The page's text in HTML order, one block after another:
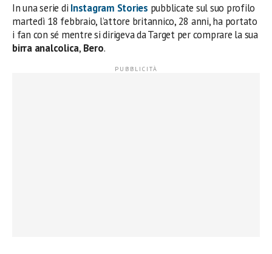
In una serie di Instagram Stories pubblicate sul suo profilo
martedì 18 febbraio, l’attore britannico, 28 anni, ha portato
i fan con sé mentre si dirigeva da Target per comprare la sua
birra analcolica, Bero.